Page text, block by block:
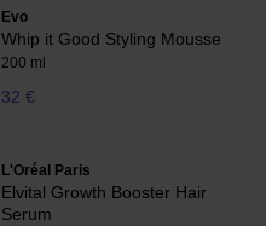
Evo
Whip it Good Styling Mousse
200 ml
32 €
L'Oréal Paris
Elvital Growth Booster Hair
Serum